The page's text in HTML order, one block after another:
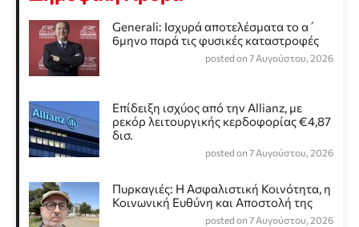
Generali: Ισχυρά αποτελέσματα το α΄
6μηνο παρά τις φυσικές καταστροφές
posted on 7 Αυγούστου, 2026
Επίδειξη ισχύος από την Allianz, με
ρεκόρ λειτουργικής κερδοφορίας €4,87
δισ.
posted on 7 Αυγούστου, 2026
Πυρκαγιές: Η Ασφαλιστική Κοινότητα, η
Κοινωνική Ευθύνη και Αποστολή της
posted on 7 Αυγούστου, 2026